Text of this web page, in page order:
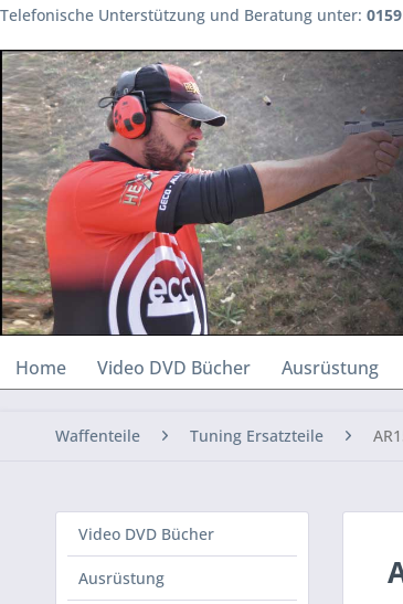
Telefonische Unterstützung und Beratung unter:
Home Video DVD Bücher Ausrüstung
Waffenteile Tuning Ersatzteile
Video DVD Bücher
Ausrüstung